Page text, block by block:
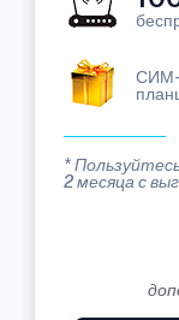
СИМ-
*
2 месяца с